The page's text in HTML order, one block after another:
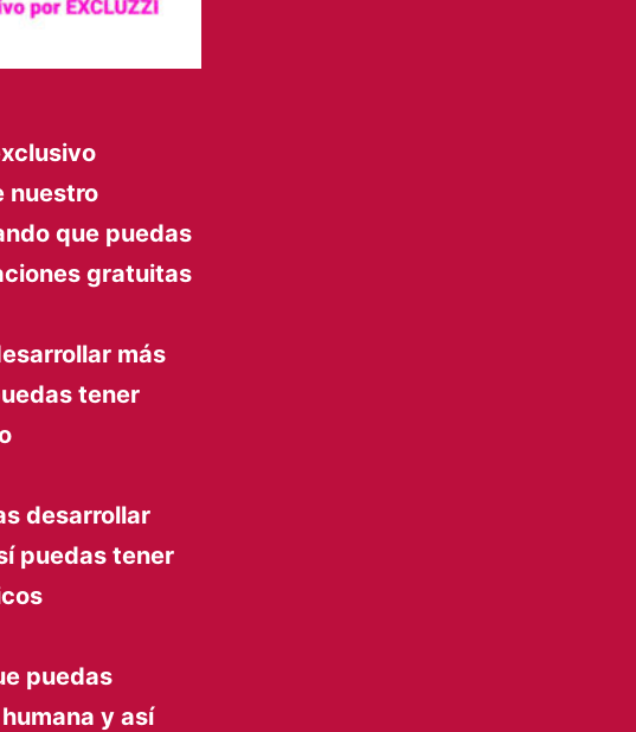
nuestro
que puedas
gratuitas
más
tener
desarrollar
puedas tener
puedas
y así